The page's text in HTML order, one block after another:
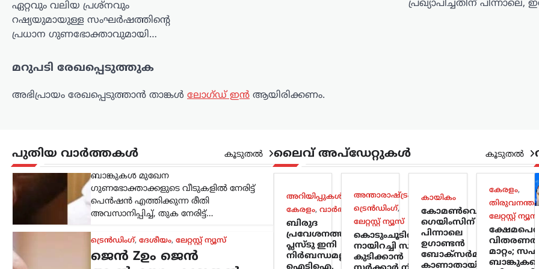
ഏറ്റവും വലിയ പ്രശ്‌നവും
റഷ്യയുമായുള്ള സംഘർഷത്തിന്റെ
പ്രധാന ഗുണഭോക്താവുമായി…
പ്രഖ്യാപിച്ചതിന് പിന്നാലെ,
മറുപടി രേഖപ്പെടുത്തുക
അഭിപ്രായം രേഖപ്പെടുത്താ‍ൻ താങ്കൾ ലോഗ്ഡ് ഇൻ ആയിരിക്കണം.
പുതിയ വാർത്തകൾ കൂടുതൽ
ട്രെൻഡിംഗ്
ജെൻ Zഉം ജെൻ
ആൽഫയും കൂടുതൽ
സംവിധാനത്തിൽ
പരിഷ്കാരം വേണം:
മോഹൻ ഭാഗവത്
വിദ്യാഭ്യാസ സമ്പ്രദായത്തെയും കുറിച്ച്
ശ്രദ്ധേയമായ പരാമർശങ്ങളുമായി
ആർ.എസ്.എസ് മേധാവി മോഹൻ
ഭാഗവത്. നിലവിലെ മുതിർന്ന
തലമുറയെക്കാൾ കൂടുതൽ
സത്യസന്ധതയും തുറന്ന മനസും ‘ജെൻ
കേരളം,ട്രെൻഡിംഗ്,തിരുവനന്തപുരം
വാർത്തകൾ
ലൈവ് അപ്‌ഡേറ്റുകൾ കൂടുതൽ
അറിയിപ്പുകൾ
കേരളം, വാർത്തകൾ
ബിരുദ
പ്രവേശനത്തിന്
പ്ലസ്ടു ഇനി
നിർബന്ധമല്ല;
ഐടിഐ,
അന്താരാഷ്ട്രം
ട്രെൻഡിംഗ്,
ലേറ്റസ്റ്റ് ന്യൂസ്
കൊടുംചൂടിൽ
നായിറച്ചി സൂപ്പ്
കുടിക്കാൻ
കായികം
കോമൺവെൽത്ത്
ഗെയിംസിന്
പിന്നാലെ
ഉഗാണ്ടൻ
ബോക്സർമാരെ
കാണാതായി;
കേരളം,
ലേറ്റസ്റ്റ് ന്യൂസ്
മാറ്റം;
ബാങ്കുകളെ